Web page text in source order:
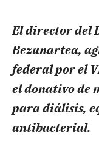
El director del
Bezunartea,
federal por el
el donativo de
para diálisis,
antibacterial.